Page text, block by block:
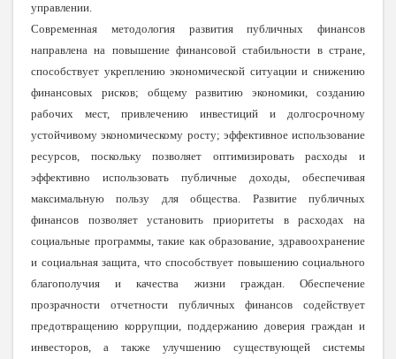
управлении.
Современная методология развития публичных финансов
направлена на повышение финансовой стабильности в стране,
способствует укреплению экономической ситуации и снижению
финансовых рисков; общему развитию экономики, созданию
рабочих мест, привлечению инвестиций и долгосрочному
устойчивому экономическому росту; эффективное использование
ресурсов, поскольку позволяет оптимизировать расходы и
эффективно использовать публичные доходы, обеспечивая
максимальную пользу для общества. Развитие публичных
финансов позволяет установить приоритеты в расходах на
социальные программы, такие как образование, здравоохранение
и социальная защита, что способствует повышению социального
благополучия и качества жизни граждан. Обеспечение
прозрачности отчетности публичных финансов содействует
предотвращению коррупции, поддержанию доверия граждан и
инвесторов, а также улучшению существующей системы